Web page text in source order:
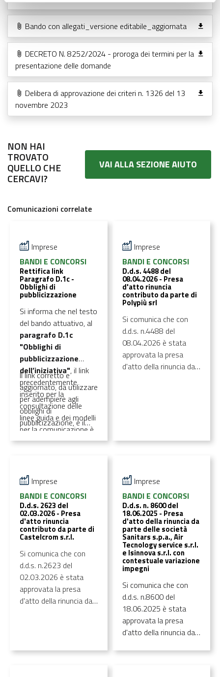
Bando con allegati_versione editabile_aggiornata
DECRETO N. 8252/2024 - proroga dei termini per la
presentazione delle domande
Delibera di approvazione dei criteri n. 1326 del 13
novembre 2023
NON HAI
TROVATO
QUELLO CHE
CERCAVI?
VAI ALLA SEZIONE AIUTO
Comunicazioni correlate
Imprese
BANDI E CONCORSI
Rettifica link
Paragrafo D.1c -
Obblighi di
pubblicizzazione
Si informa che nel testo
del bando attuativo, al
paragrafo D.1c
"Obblighi di
pubblicizzazione
dell’iniziativa", il link
precedentemente
inserito per la
consultazione delle
linee guida e dei modelli
per la comunicazione è
stato aggiornato.
Il link corretto e
aggiornato, da utilizzare
per adempiere agli
obblighi di
pubblicizzazione, è il
seguente:Poster e
targa - PR Lombardia
Imprese
BANDI E CONCORSI
D.d.s. 4488 del
08.04.2026 - Presa
d'atto rinuncia
contributo da parte di
Polypiù srl
Si comunica che con
d.d.s. n.4488 del
08.04.2026 è stata
approvata la presa
d'atto della rinuncia da
economia circolare.
Edizione dedicata alle
filiere della plastica e del
tessile” con
contestuale variazione
degli
impegni3250006443,
3250006444,
3250006445. E'
decreto all'interno della
sezione "Allegati".
Imprese
BANDI E CONCORSI
D.d.s. 2623 del
02.03.2026 - Presa
d'atto rinuncia
contributo da parte di
Castelcrom s.r.l.
Si comunica che con
d.d.s. n.2623 del
02.03.2026 è stata
approvata la presa
d'atto della rinuncia da
“Ri.circo.lo. - Risorse
Imprese
BANDI E CONCORSI
D.d.s. n. 8600 del
18.06.2025 - Presa
d'atto della rinuncia da
parte delle società
Sanitars s.p.a., Air
Tecnology service s.r.l.
e Isinnova s.r.l. con
contestuale variazione
impegni
Si comunica che con
d.d.s. n.8600 del
18.06.2025 è stata
approvata la presa
d'atto della rinuncia da
Sanitars s.p.a., Air